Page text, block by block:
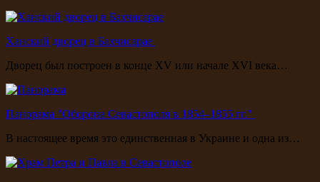
Ханский дворец в Бахчисарае
Дворец был построен в конце XV или начале XVI века…
Панорама "Оборона Севастополя в 1854–1855 гг."
В настоящее время это единственная в Украине и одна из…